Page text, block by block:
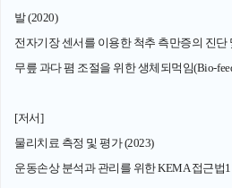
발 (2020)
전자기장 센서를 이용한 척추 측만증의 진단
무릎 과다 폄 조절을 위한 생체되먹임(Bio-
[저서]
물리치료 측정 및 평가 (2023)
운동손상 분석과 관리를 위한 KEMA 접근법1